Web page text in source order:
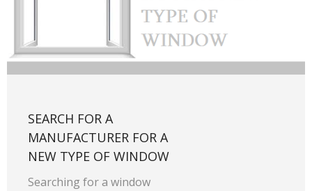
SEARCH FOR A
MANUFACTURER FOR A
NEW TYPE OF WINDOW
Searching for a window